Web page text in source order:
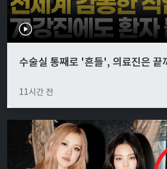
수술실 통째로 '흔들', 의료진은 끝
11시간 전